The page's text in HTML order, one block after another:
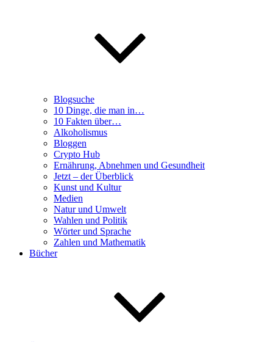
Blogsuche
10 Dinge, die man in…
10 Fakten über…
Alkoholismus
Bloggen
Crypto Hub
Ernährung, Abnehmen und Gesundheit
Jetzt – der Überblick
Kunst und Kultur
Medien
Natur und Umwelt
Wahlen und Politik
Wörter und Sprache
Zahlen und Mathematik
Bücher